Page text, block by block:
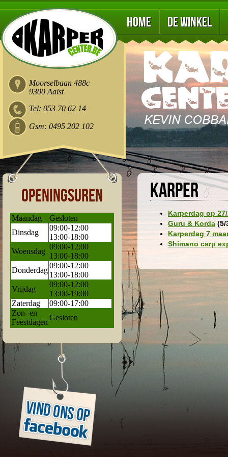
Home De winkel
Moorselbaan 488c
9300 Aalst
Tel: 053 70 62 14
Gsm: 0495 202 102
Openingsuren
Maandag
Gesloten
Dinsdag
09:00-12:00
13:00-18:00
Woensdag
09:00-12:00
13:00-18:00
Donderdag
09:00-12:00
13:00-18:00
Vrijdag
09:00-12:00
13:00-19:00
Zaterdag
09:00-17:00
Zon- en
Feestdagen
Gesloten
Karper
Karperdag op
Guru & Korda (5/
Karperdag 7
Shimano carp